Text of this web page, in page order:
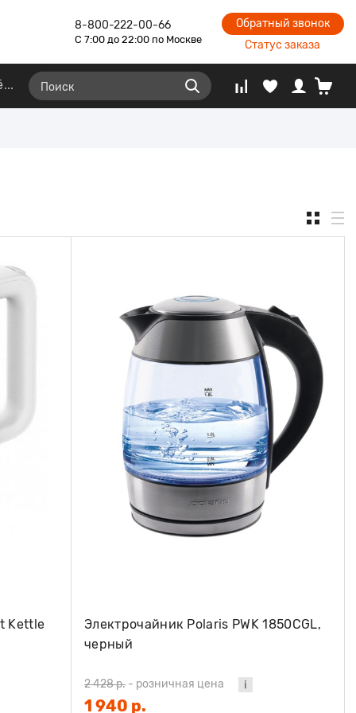
8-800-222-00-66
С 7:00 до 22:00 по Москве
Обратный звонок
Статус заказа
Kettle
Электрочайник Polaris PWK 1850CGL,
черный
2 428 р. - розничная цена
1 940 р.